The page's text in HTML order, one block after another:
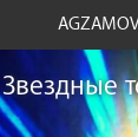
Звездные